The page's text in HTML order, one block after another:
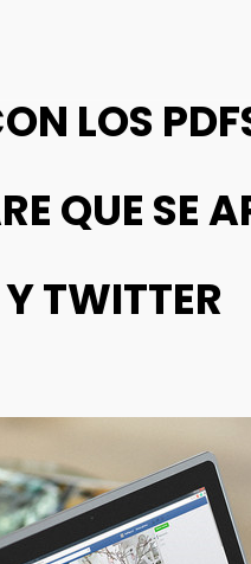
LOS
QUE SE
TWITTER